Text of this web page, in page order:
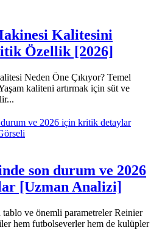
Kalitesini
Özellik [2026]
Neden Öne Çıkıyor? Temel
kaliteni artırmak için süt ve
son durum ve 2026
[Uzman Analizi]
ve önemli parametreler Reinier
hem futbolseverler hem de kulüpler